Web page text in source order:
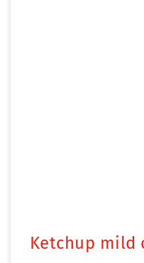
Ketchup mild